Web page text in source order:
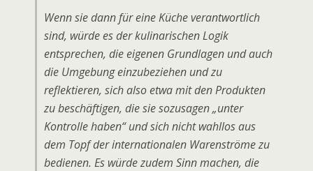
Wenn sie dann für eine Küche verantwortlich
sind, würde es der kulinarischen Logik
entsprechen, die eigenen Grundlagen und auch
die Umgebung einzubeziehen und zu
reflektieren, sich also etwa mit den Produkten
zu beschäftigen, die sie sozusagen „unter
Kontrolle haben“ und sich nicht wahllos aus
dem Topf der internationalen Warenströme zu
bedienen. Es würde zudem Sinn machen, die